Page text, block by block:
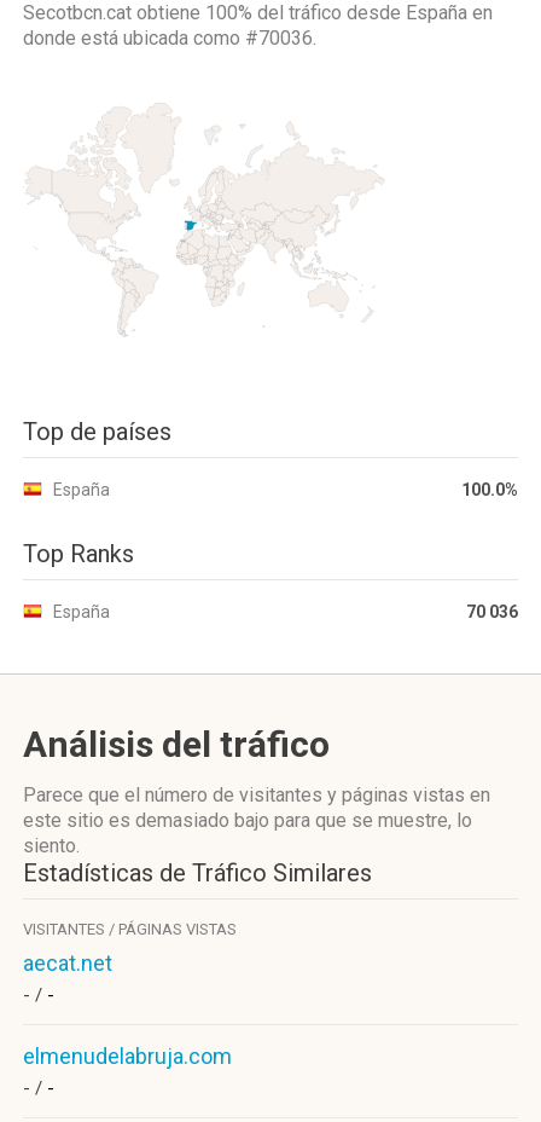
Secotbcn.cat obtiene 100% del tráfico desde España en
donde está ubicada como #70036.
Top de países
España 100.0%
Top Ranks
España 70 036
Análisis del tráfico
Parece que el número de visitantes y páginas vistas en
este sitio es demasiado bajo para que se muestre, lo
siento.
Estadísticas de Tráfico Similares
VISITANTES / PÁGINAS VISTAS
aecat.net
- / -
elmenudelabruja.com
- / -